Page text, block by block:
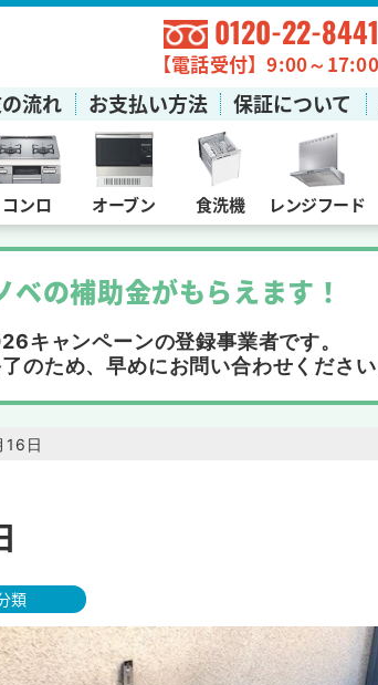
0120-22-8441
【電話受付】9:00～17:00
流れ お支払い方法 保証について
コンロ オーブン 食洗機 レンジフード
ベの補助金がもらえます ！
キャンペーンの登録事業者です。
のため、早めにお問い合わせください
16日
類